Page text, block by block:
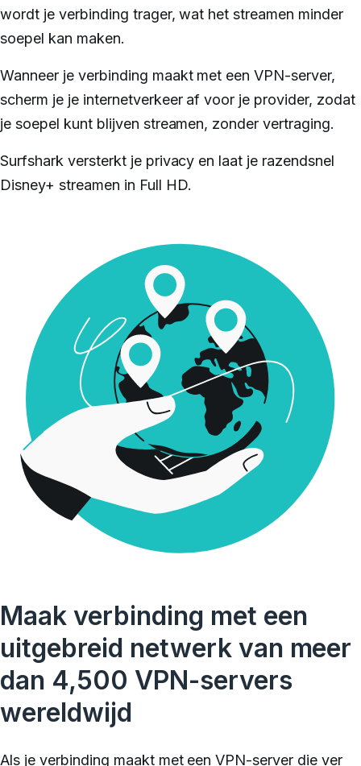
wordt je verbinding trager, wat het streamen minder
soepel kan maken.
Wanneer je verbinding maakt met een VPN-server,
scherm je je internetverkeer af voor je provider, zodat
je soepel kunt blijven streamen, zonder vertraging.
Surfshark versterkt je privacy en laat je razendsnel
Disney+ streamen in Full HD.
Maak verbinding met een
uitgebreid netwerk van meer
dan 4,500 VPN-servers
wereldwijd
Als je verbinding maakt met een VPN-server die ver